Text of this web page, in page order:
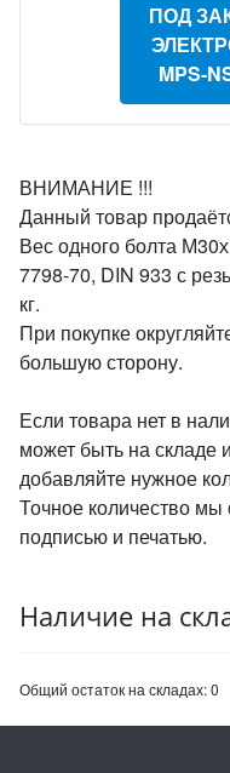
ПОД
MPS-
ВНИМАНИЕ !!!
Данный товар
Вес одного болта
7798-70, DIN 933 с
кг.
При покупке
большую сторону.
Если товара нет в
может быть на складе
добавляйте нужное
Точное количество
подписью и печатью.
Наличие на
Общий остаток на складах:0